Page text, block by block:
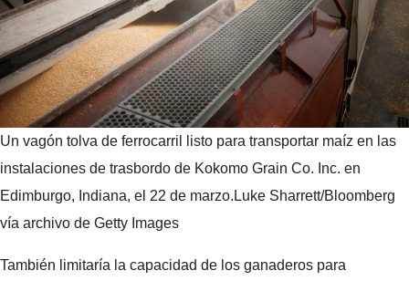
Un vagón tolva de ferrocarril listo para transportar maíz en las
instalaciones de trasbordo de Kokomo Grain Co. Inc. en
Edimburgo, Indiana, el 22 de marzo. Luke Sharrett/Bloomberg
vía archivo de Getty Images
También limitaría la capacidad de los ganaderos para